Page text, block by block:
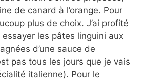
de canard à l’orange. Pour
plus de choix. J’ai profité
les pâtes linguini aux
d’une sauce de
pas tous les jours que je vais
italienne). Pour le